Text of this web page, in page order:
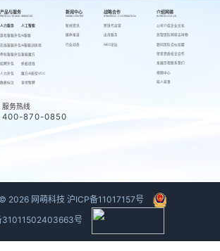
产品与服务
PRODUCTS AND SERVICES
人力服务
游戏客服外包
在线客服外包
呼叫客服外包
招聘外包
人力外包
数据标注
人工智能
AI客服
AI客服训练场
客服魔方
蚂蚁绩效
魔方AI质检VOC
来呗智聘
新闻中心
NEWS CENTER
新闻资讯
媒体报道
行业动态
战略合作
STRATEGIC COOPERATION
跨境代运营
出海服务
AIEC论坛
介绍网萌
INTRODUCE US
公司介绍
高管团队
顾问团队
荣誉资质
发展历程
视频中心
萌人萌事
企业文化
网萌吉祥物
合伙加盟
校企合作
联系我们
服务热线
400-870-0850
2026 网萌科技 沪ICP备11017157号
31011502403663号